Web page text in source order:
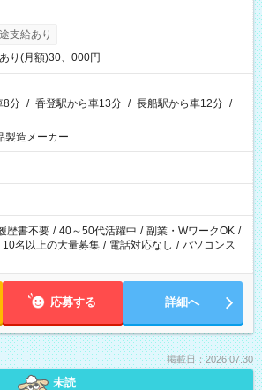
支給あり
り(月額)30、000円
8分 / 香登駅から車13分 / 長船駅から車12分 /
製造メーカー
歴書不要 / 40～50代活躍中 / 副業・WワークOK /
10名以上の大量募集 / 電話対応なし / パソコンス
応募する 詳細へ
掲載日：2026.07.30
未読